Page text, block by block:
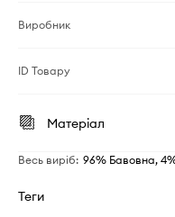
Виробник
ID Товару
Матеріал
Весь виріб: 96% Бавовна,
Теги